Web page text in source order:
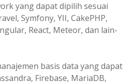
yang dapat dipilih sesuai
Symfony, YII, CakePHP,
React, Meteor, dan lain-
basis data yang dapat
Firebase, MariaDB,